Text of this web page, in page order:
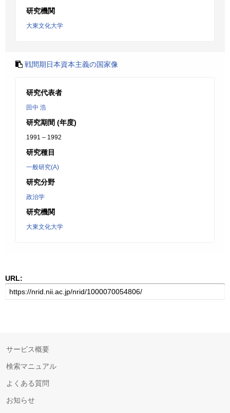
研究機関
大東文化大学
戦間期日本資本主義の国家像
研究代表者
田中 浩
研究期間 (年度)
1991 – 1992
研究種目
一般研究(A)
研究分野
政治学
研究機関
大東文化大学
URL:
サービス概要
検索マニュアル
よくある質問
お知らせ